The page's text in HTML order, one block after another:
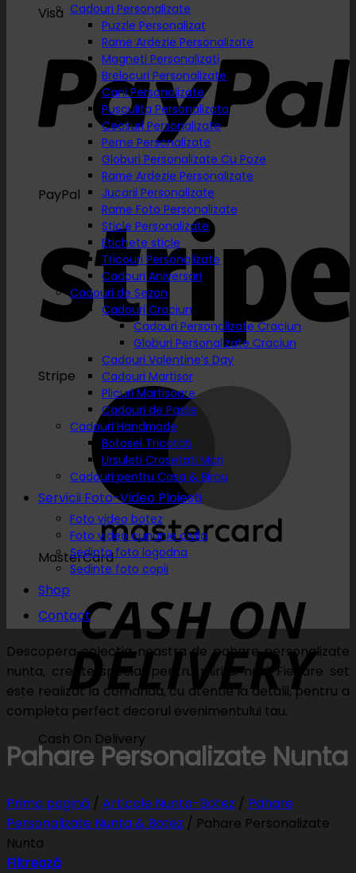
Visa
PayPal
Stripe
MasterCard
Cash On Delivery
Cadouri Personalizate
Puzzle Personalizat
Rame Ardezie Personalizate
Magneti Personalizati
Brelocuri Personalizate
Cani Personalizate
Pusculita Personalizata
Ceasuri Personalizate
Perne Personalizate
Globuri Personalizate Cu Poze
Rame Ardezie Personalizate
Jucarii Personalizate
Rame Foto Personalizate
Sticle Personalizate
Etichete sticle
Tricouri Personalizate
Cadouri Aniversari
Cadouri de Sezon
Cadouri Craciun
Cadouri Personalizate Craciun
Globuri Personalizate Craciun
Cadouri Valentine’s Day
Cadouri Martisor
Plicuri Martisoare
Cadouri de Paste
Cadouri Handmade
Botosei Tricotati
Ursuleti Crosetati Mari
Cadouri pentru Casa & Birou
Servicii Foto-Video Ploiesti
Foto video botez
Foto video cununie civila
Sedinta foto logodna
Sedinte foto copii
Shop
Contact
Descopera colectia noastra de pahare personalizate
nunta, create special pentru miri si nasi. Fiecare set
este realizat la comanda, cu atentie la detalii, pentru a
completa perfect decorul evenimentului tau.
Pahare Personalizate Nunta
Prima pagină / Articole Nunta-Botez / Pahare
Personalizate Nunta & Botez / Pahare Personalizate
Nunta
Filtrează